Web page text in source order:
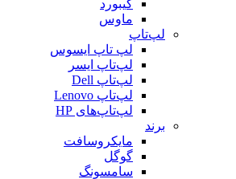
کیبورد
ماوس
لپ‌تاپ
لپ تاپ ایسوس
لپ‌تاپ ایسر
لپ‌تاپ Dell
لپ‌تاپ Lenovo
لپ‌تاپ‌های HP
برند
مایکروسافت
گوگل
سامسونگ